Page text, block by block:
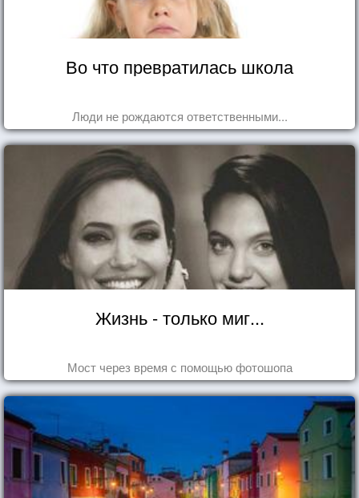
Во что превратилась школа
Люди не рождаются ответственными...
Жизнь - только миг...
Мост через время с помощью фотошопа